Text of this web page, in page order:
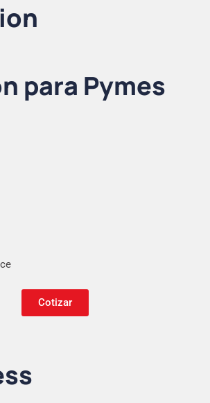
para Pymes
Cotizar